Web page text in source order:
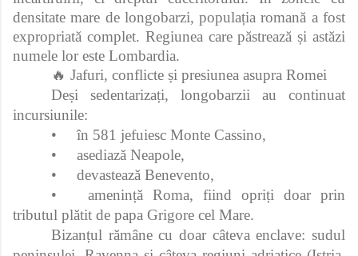
densitate mare de longobarzi, populația romană a fost
expropriată complet. Regiunea care păstrează și astăzi
numele lor este Lombardia.
🔥 Jafuri, conflicte și presiunea asupra Romei
Deși sedentarizați, longobarzii au continuat
incursiunile:
•
în 581 jefuiesc Monte Cassino,
•
asediază Neapole,
•
devastează Benevento,
•
amenință Roma, fiind opriți doar prin
tributul plătit de papa Grigore cel Mare.
Bizanțul rămâne cu doar câteva enclave: sudul